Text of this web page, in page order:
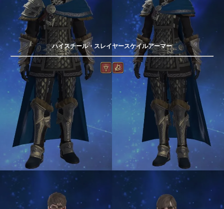
ハイスチール・スレイヤースケイルアーマー